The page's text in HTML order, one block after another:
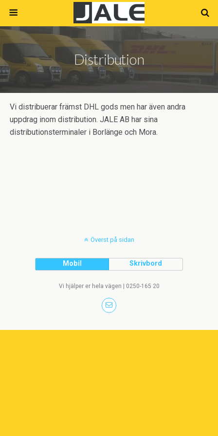
Distribution
Vi distribuerar främst DHL gods men har även andra
uppdrag inom distribution. JALE AB har sina
distributionsterminaler i Borlänge och Mora.
Överst på sidan
Mobil Skrivbord
Vi hjälper er hela vägen | 0250-165 20